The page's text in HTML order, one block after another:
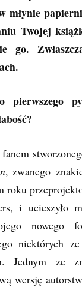
młynie
Twojej
go.
pierwszego
, zwanego
roku
i ucieszyło
nowego
niektórych
Jednym ze
wersję